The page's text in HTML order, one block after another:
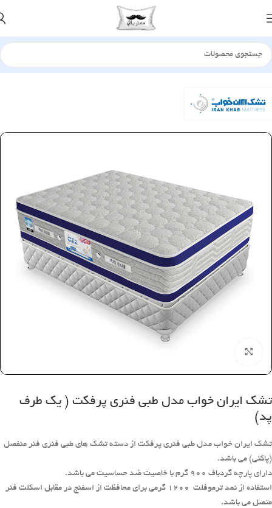
خانه تشک طبی فنری
تشک ایران خواب مدل طبی فنری پرفکت ( یک طرف
پد)
تشک ایران خواب مدل طبی فنری پرفکت از دسته تشک های طبی فنری فنر منفصل
(پاکتی) می باشد.
دارای پارچه گردباف ۹۰۰ گرم با خاصیت ضد حساسیت می باشد.
استفاده از نمد ترموفلت ۱۲۰۰ گرمی برای محافظت از اسفنج در مقابل اسکلت فنر
متصل می باشد.